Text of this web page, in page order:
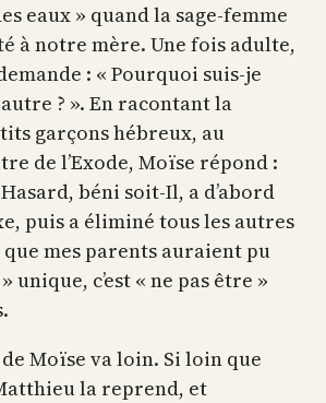
eaux » quand la sage-femme
à notre mère. Une fois adulte,
: « Pourquoi suis-je
? ». En racontant la
garçons hébreux, au
de l’Exode, Moïse répond :
béni soit-Il, a d’abord
puis a éliminé tous les autres
mes parents auraient pu
unique, c’est « ne pas être »
Moïse va loin. Si loin que
la reprend, et